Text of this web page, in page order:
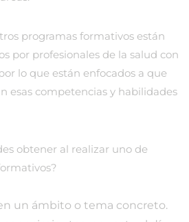
programas formativos están
por profesionales de la salud con
lo que están enfocados a que
esas competencias y habilidades
obtener al realizar uno de
un ámbito o tema concreto.